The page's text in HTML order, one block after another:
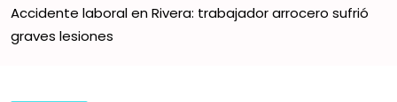
Accidente laboral en Rivera: trabajador arrocero sufrió
graves lesiones